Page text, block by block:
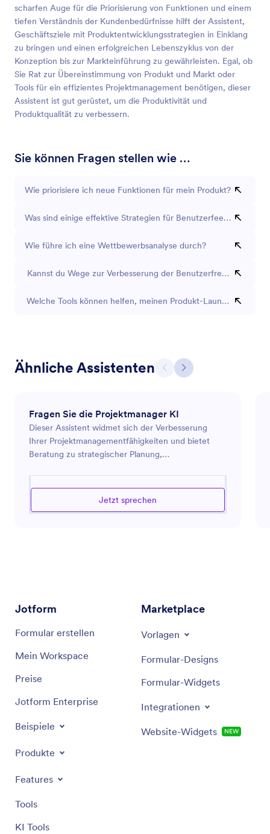
scharfen Auge für die Priorisierung von Funktionen und einem
tiefen Verständnis der Kundenbedürfnisse hilft der Assistent,
Geschäftsziele mit Produktentwicklungsstrategien in Einklang
zu bringen und einen erfolgreichen Lebenszyklus von der
Konzeption bis zur Markteinführung zu gewährleisten. Egal, ob
Sie Rat zur Übereinstimmung von Produkt und Markt oder
Tools für ein effizientes Projektmanagement benötigen, dieser
Assistent ist gut gerüstet, um die Produktivität und
Produktqualität zu verbessern.
Sie können Fragen stellen wie …
Wie priorisiere ich neue Funktionen für mein Produkt?
Was sind einige effektive Strategien für Benutzerfeedback?
Wie führe ich eine Wettbewerbsanalyse durch?
Kannst du Wege zur Verbesserung der Benutzerfreundlichkeit
Welche Tools können helfen, meinen Produkt-Launch zu
Ähnliche Assistenten
Fragen Sie die Projektmanager KI
Dieser Assistent widmet sich der Verbesserung
Ihrer Projektmanagementfähigkeiten und bietet
Beratung zu strategischer Planung,
Projekten von der Initiierung bis zum Abschluss zu
helfen, um sicherzustellen, dass Ziele erreicht
Jetzt sprechen
Jotform
Formular erstellen
Mein Workspace
Preise
Jotform Enterprise
Beispiele
Produkte
Features
Tools
KI Tools
Marketplace
Vorlagen
Formular-Designs
Formular-Widgets
Integrationen
Website-Widgets NEW